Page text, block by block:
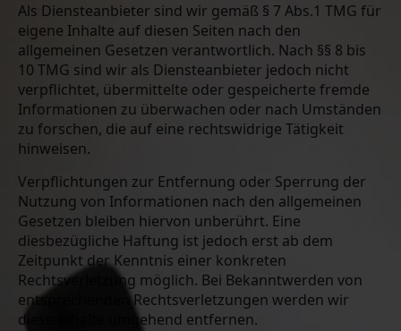
Als Diensteanbieter sind wir gemäß § 7 Abs.1 TMG für
eigene Inhalte auf diesen Seiten nach den
allgemeinen Gesetzen verantwortlich. Nach §§ 8 bis
10 TMG sind wir als Diensteanbieter jedoch nicht
verpflichtet, übermittelte oder gespeicherte fremde
Informationen zu überwachen oder nach Umständen
zu forschen, die auf eine rechtswidrige Tätigkeit
hinweisen.
Verpflichtungen zur Entfernung oder Sperrung der
Nutzung von Informationen nach den allgemeinen
Gesetzen bleiben hiervon unberührt. Eine
diesbezügliche Haftung ist jedoch erst ab dem
Zeitpunkt der Kenntnis einer konkreten
Rechtsverletzung möglich. Bei Bekanntwerden von
entsprechenden Rechtsverletzungen werden wir
diese Inhalte umgehend entfernen.